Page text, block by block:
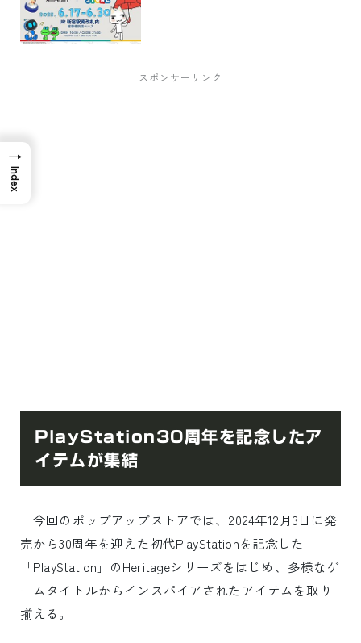
スポンサーリンク
PlayStation30周年を記念したア
イテムが集結
今回のポップアップストアでは、2024年12月3日に発
売から30周年を迎えた初代PlayStationを記念した
「PlayStation」のHeritageシリーズをはじめ、多様なゲ
ームタイトルからインスパイアされたアイテムを取り
揃える。
→
Index